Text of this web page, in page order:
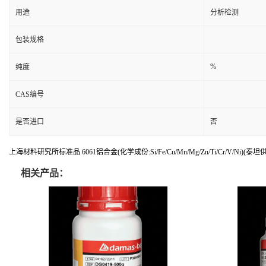
用途 分析检测
包装规格
纯度 %
CAS编号
是否进口 否
上海材料研究所标准品 6061铝合金(化学成份:Si/Fe/Cu/Mn/Mg/Zn/Ti/Cr/V/Ni)(泰坦
相关产品：